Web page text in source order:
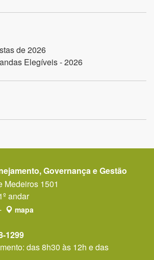
de 2026
Elegíveis - 2026
Governança e Gestão
Medeiros 1501
andar
mapa
1299
das 8h30 às 12h e das